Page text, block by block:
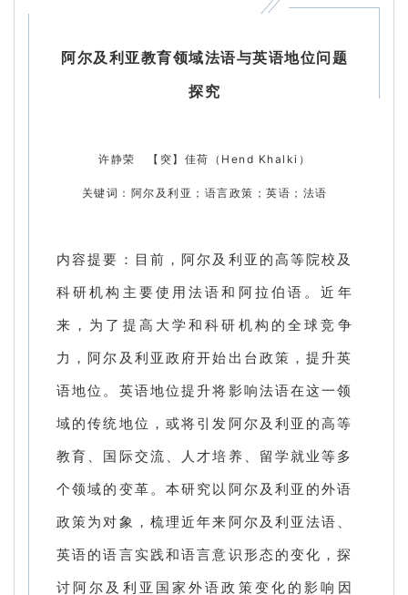
阿尔及利亚教育领域法语与英语地位问题
探究
许静荣 【突】佳荷（Hend Khalki）
关键词：阿尔及利亚；语言政策；英语；法语
内容提要：目前，阿尔及利亚的高等院校及
科研机构主要使用法语和阿拉伯语。近年
来，为了提高大学和科研机构的全球竞争
力，阿尔及利亚政府开始出台政策，提升英
语地位。英语地位提升将影响法语在这一领
域的传统地位，或将引发阿尔及利亚的高等
教育、国际交流、人才培养、留学就业等多
个领域的变革。本研究以阿尔及利亚的外语
政策为对象，梳理近年来阿尔及利亚法语、
英语的语言实践和语言意识形态的变化，探
讨阿尔及利亚国家外语政策变化的影响因